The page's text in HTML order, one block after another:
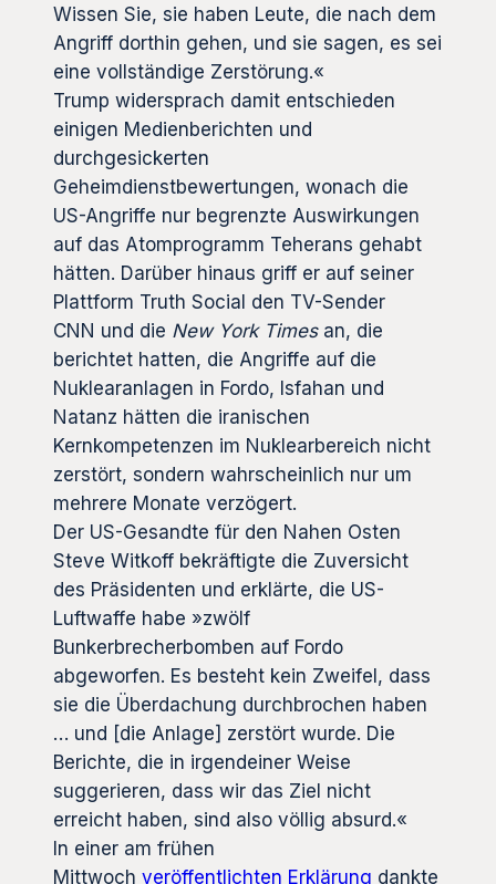
Wissen Sie, sie haben Leute, die nach dem
Angriff dorthin gehen, und sie sagen, es sei
eine vollständige Zerstörung.«
Trump widersprach damit entschieden
einigen Medienberichten und
durchgesickerten
Geheimdienstbewertungen, wonach die
US-Angriffe nur begrenzte Auswirkungen
auf das Atomprogramm Teherans gehabt
hätten. Darüber hinaus griff er auf seiner
Plattform Truth Social den TV-Sender
CNN und die New York Timesan, die
berichtet hatten, die Angriffe auf die
Nuklearanlagen in Fordo, Isfahan und
Natanz hätten die iranischen
Kernkompetenzen im Nuklearbereich nicht
zerstört, sondern wahrscheinlich nur um
mehrere Monate verzögert.
Der US-Gesandte für den Nahen Osten
Steve Witkoff bekräftigte die Zuversicht
des Präsidenten und erklärte, die US-
Luftwaffe habe »zwölf
Bunkerbrecherbomben auf Fordo
abgeworfen. Es besteht kein Zweifel, dass
sie die Überdachung durchbrochen haben
… und [die Anlage] zerstört wurde. Die
Berichte, die in irgendeiner Weise
suggerieren, dass wir das Ziel nicht
erreicht haben, sind also völlig absurd.«
In einer am frühen
Mittwoch veröffentlichten Erklärung dankte